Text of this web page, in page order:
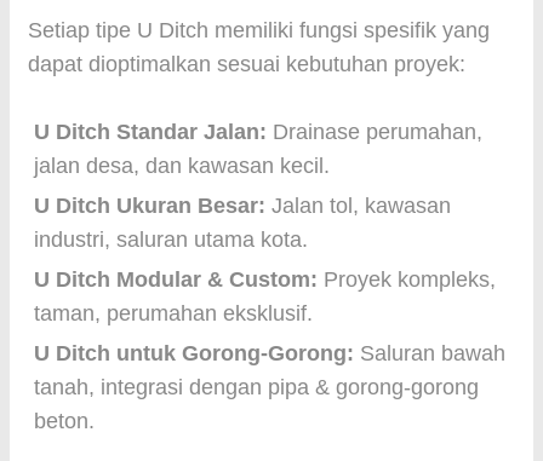
Setiap tipe U Ditch memiliki fungsi spesifik yang
dapat dioptimalkan sesuai kebutuhan proyek:
U Ditch Standar Jalan: Drainase perumahan,
jalan desa, dan kawasan kecil.
U Ditch Ukuran Besar: Jalan tol, kawasan
industri, saluran utama kota.
U Ditch Modular & Custom: Proyek kompleks,
taman, perumahan eksklusif.
U Ditch untuk Gorong-Gorong: Saluran bawah
tanah, integrasi dengan pipa & gorong-gorong
beton.